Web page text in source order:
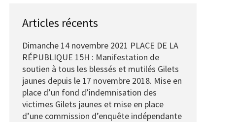
Articles récents
Dimanche 14 novembre 2021 PLACE DE LA
RÉPUBLIQUE 15H : Manifestation de
soutien à tous les blessés et mutilés Gilets
jaunes depuis le 17 novembre 2018. Mise en
place d’un fond d’indemnisation des
victimes Gilets jaunes et mise en place
d’une commission d’enquête indépendante